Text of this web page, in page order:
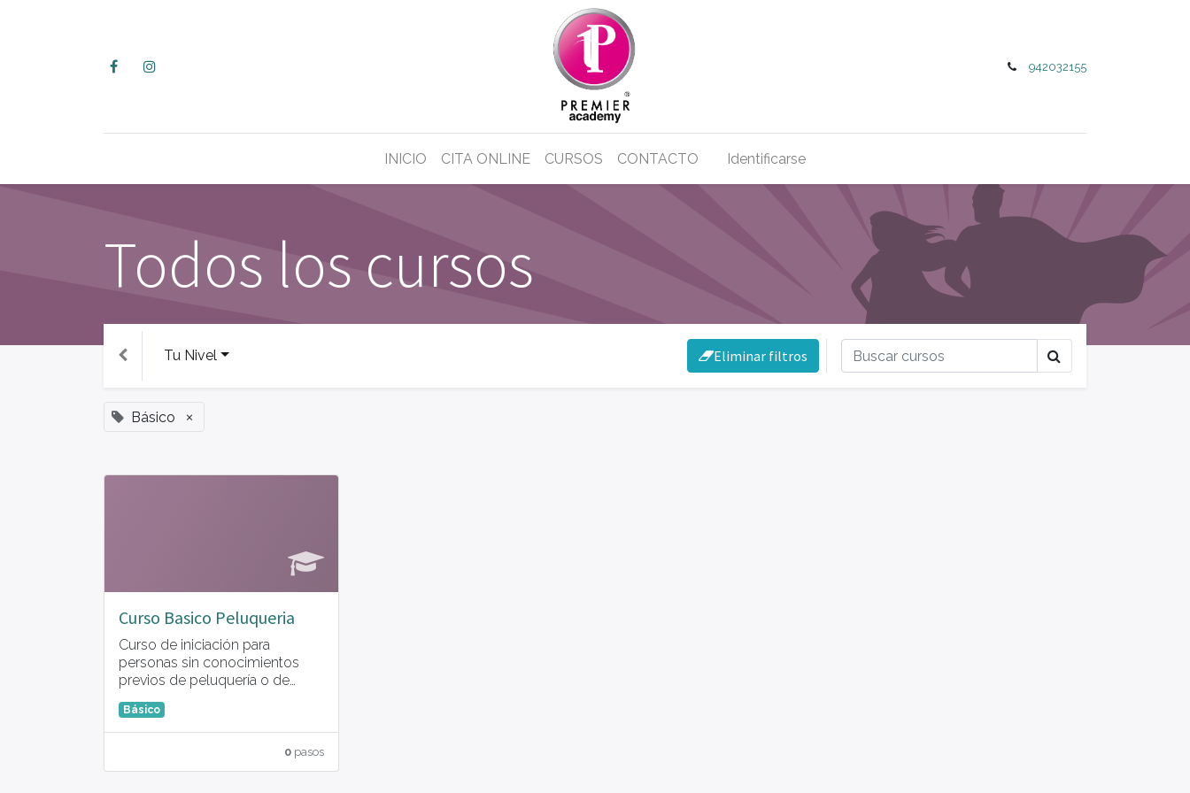
942032155
INICIO CITA ONLINE CURSOS CONTACTO Identificarse
Todos los cursos
Tu Nivel Eliminar filtros
Básico ×
Curso Basico Peluqueria
Curso de iniciación para
personas sin conocimientos
previos de peluquería o de
Orientado en todos los
aspectos básicos del mundo
de la peluquería para obtener
una base solida para seguir
Básico
0pasos